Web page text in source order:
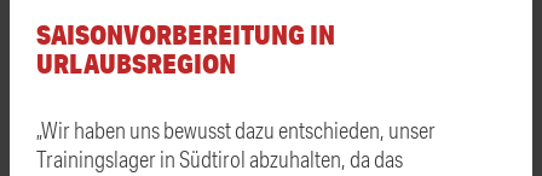
SAISONVORBEREITUNG IN
URLAUBSREGION
„Wir haben uns bewusst dazu entschieden, unser
Trainingslager in Südtirol abzuhalten, da das